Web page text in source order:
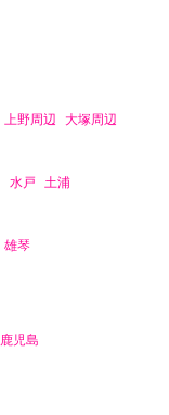
上野周辺 大塚周辺
水戸 土浦
雄琴
鹿児島